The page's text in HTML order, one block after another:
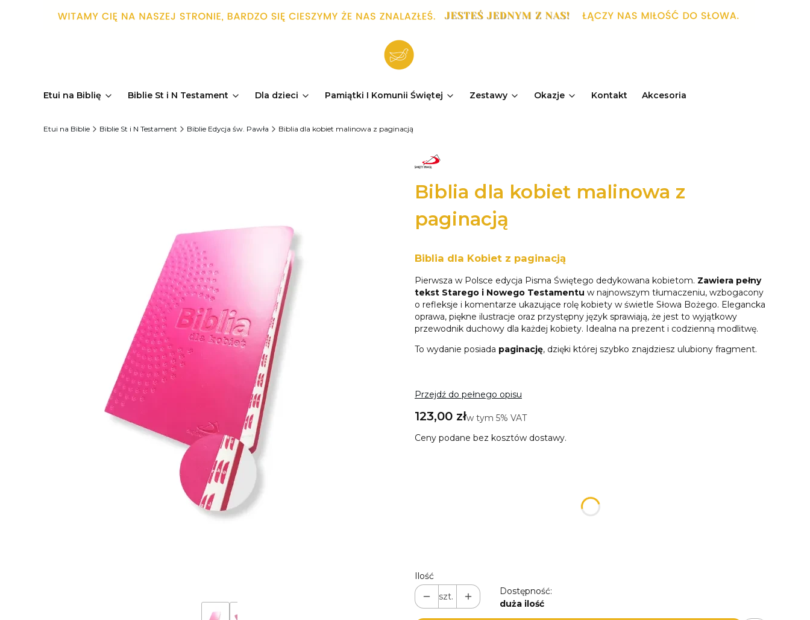
Etui na Biblię Biblie St i N Testament Dla dzieci Pamiątki I Komunii Świętej Zestawy Okazje Kontakt Akcesoria
Etui na Biblie Biblie St i N Testament Biblie Edycja św. Pawła Biblia dla kobiet malinowa z paginacją
Biblia dla kobiet malinowa z
paginacją
Biblia dla Kobiet z paginacją
Pierwsza w Polsce edycja Pisma Świętego dedykowana kobietom. Zawiera pełny
tekst Starego i Nowego Testamentu w najnowszym tłumaczeniu, wzbogacony
o refleksje i komentarze ukazujące rolę kobiety w świetle Słowa Bożego. Elegancka
oprawa, piękne ilustracje oraz przystępny język sprawiają, że jest to wyjątkowy
przewodnik duchowy dla każdej kobiety. Idealna na prezent i codzienną modlitwę.
To wydanie posiada paginację, dzięki której szybko znajdziesz ulubiony fragment.
Przejdź do pełnego opisu
Cena
123,00 złw tym 5% VAT
w tym 5% VAT
Ceny podane bez kosztów dostawy.
Wpisz treść dedykacji (dedykacja będzie umieszczona na wewnętrznym skrzydle
Ilość
szt.
Dostępność:
duża ilość